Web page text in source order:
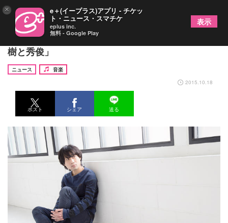
黒沢秀樹＆桜井秀俊が月見ルでツーマンライブ「秀
樹と秀俊」
ニュース
音楽
2015.10.18
ポスト シェア 送る
× e＋(イープラス)アプリ - チケッ
ト・ニュース・スマチケ
eplus inc.
無料 - Google Play
表示